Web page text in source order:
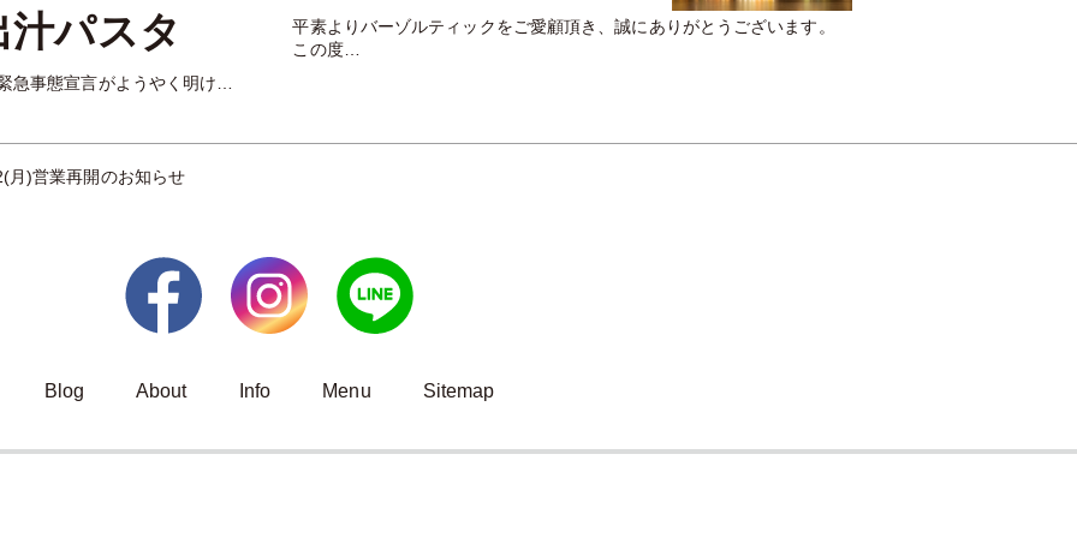
汁パスタ
急事態宣言がようやく明け…
平素よりバーゾルティックをご愛顧頂き、誠にありがとうございます。
この度…
月)営業再開のお知らせ
Blog About Info Menu Sitemap